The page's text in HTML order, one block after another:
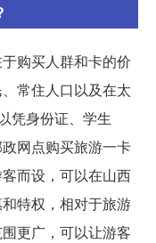
购买人群和卡的价
常住人口以及在太
凭身份证、学生
网点购买旅游一卡
而设，可以在山西
特权，相对于旅游
更广，可以让游客